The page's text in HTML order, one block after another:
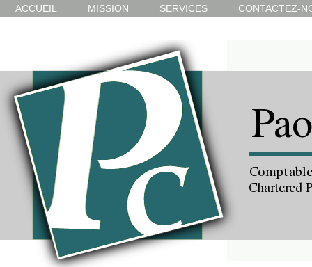
ACCUEIL MISSION SERVICES CONTACTEZ-